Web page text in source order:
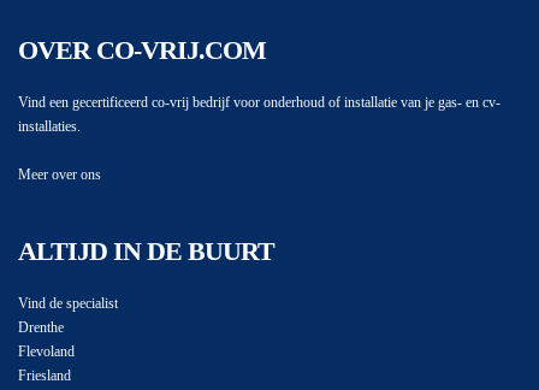
OVER CO-VRIJ.COM
Vind een gecertificeerd co-vrij bedrijf voor onderhoud of installatie van je gas- en cv-
installaties.
Meer over ons
ALTIJD IN DE BUURT
Vind de specialist
Drenthe
Flevoland
Friesland